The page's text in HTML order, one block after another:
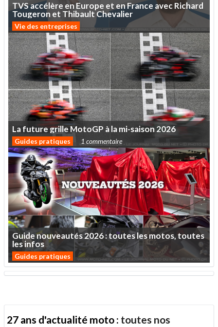
TVSaccélère enEurope et enFrance avecRichard
Tougeron et Thibault Chevalier
Vie des entreprises
Lafuturegrille MotoGP àlami-saison 2026
Guides pratiques 1 commentaire
Guidenouveautés2026:touteslesmotos,toutes
lesinfos
Guides pratiques
27 ans d'actualité moto : toutes nos